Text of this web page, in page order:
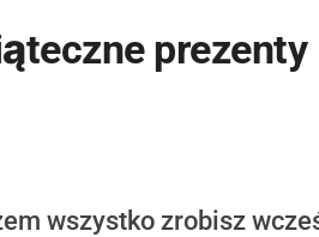
prezenty
wszystko zrobisz